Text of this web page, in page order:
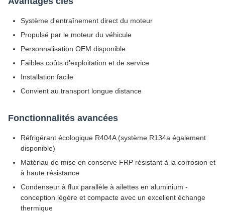
Système d'entraînement direct du moteur
Propulsé par le moteur du véhicule
Personnalisation OEM disponible
Faibles coûts d’exploitation et de service
Installation facile
Convient au transport longue distance
Fonctionnalités avancées
Réfrigérant écologique R404A (système R134a également
disponible)
Matériau de mise en conserve FRP résistant à la corrosion et
à haute résistance
Condenseur à flux parallèle à ailettes en aluminium -
conception légère et compacte avec un excellent échange
thermique